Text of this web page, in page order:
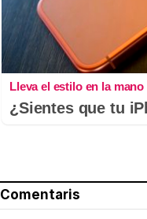
Lleva el estilo en la mano
¿Sientes que tu
Comentaris